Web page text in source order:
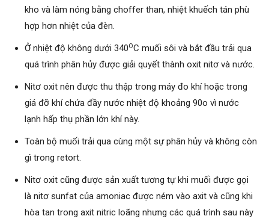
kho và làm nóng bằng choffer than, nhiệt khuếch tán phù
hợp hơn nhiệt của đèn.
Ở nhiệt độ không dưới 340OC muối sôi và bắt đầu trải qua
quá trình phân hủy được giải quyết thành oxit nitơ và nước.
Nitơ oxit nên được thu thập trong máy đo khí hoặc trong
giá đỡ khí chứa đầy nước nhiệt độ khoảng 90o vì nước
lạnh hấp thụ phần lớn khí này.
Toàn bộ muối trải qua cùng một sự phân hủy và không còn
gì trong retort.
Nitơ oxit cũng được sản xuất tương tự khi muối được gọi
là nitơ sunfat của amoniac được ném vào axit và cũng khi
hòa tan trong axit nitric loãng nhưng các quá trình sau này